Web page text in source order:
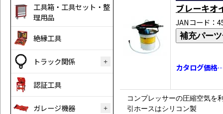
工具箱・工具セット・整
理用品
絶縁工具
トラック関係
認証工具
ガレージ機器
ブレーキオ
JANコード：
補充パー
カタログ価格
コンプレッサーの圧縮空気を
引ホースはシリコン製